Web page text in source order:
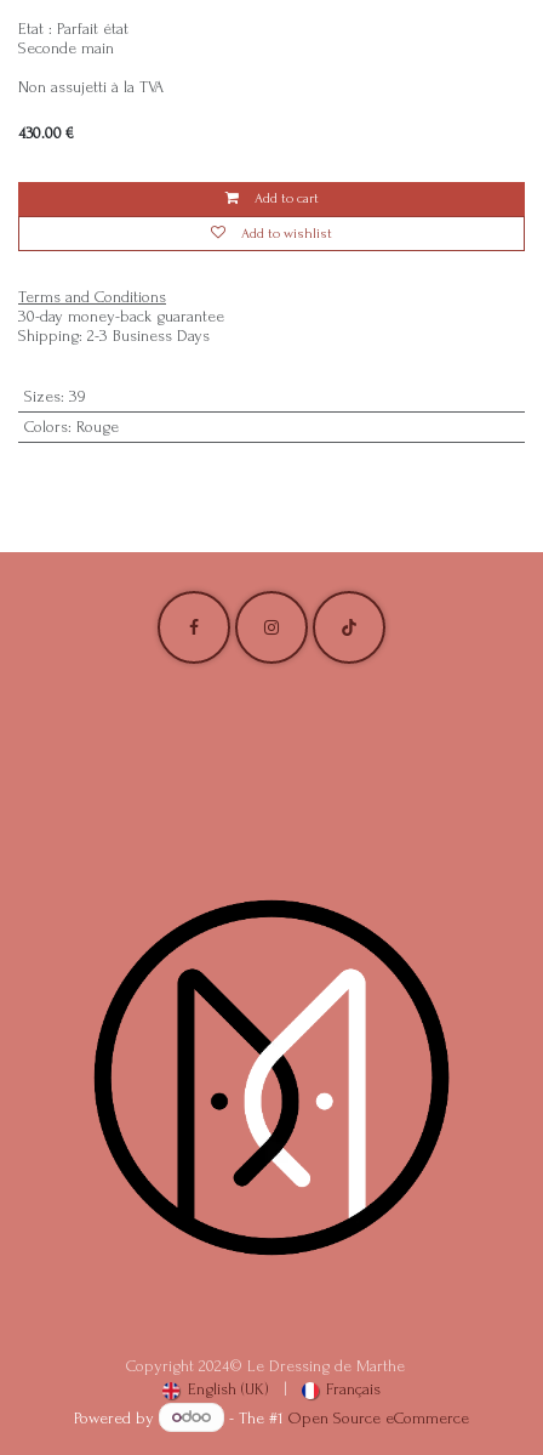
Etat : Parfait état
Seconde main
Non assujetti à la TVA
430.00 €
Add to cart
Add to wishlist
Terms and Conditions
30-day money-back guarantee
Shipping: 2-3 Business Days
Sizes: 39
Colors: Rouge
Copyright 2024© Le Dressing de Marthe
English (UK)
Français
Powered by
- The #1Open Source eCommerce